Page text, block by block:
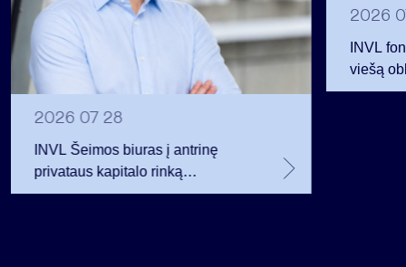
2026 07 28
INVL Šeimos biuras į antrinę
privataus kapitalo rinką
investuojantį fondą pritraukė 17,4
2026
INVL
viešą
12 mln.